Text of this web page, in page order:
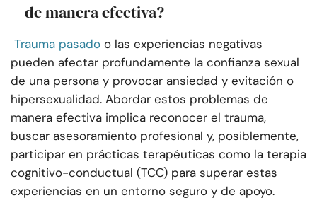
de manera efectiva?
Trauma pasado o las experiencias negativas
pueden afectar profundamente la confianza sexual
de una persona y provocar ansiedad y evitación o
hipersexualidad. Abordar estos problemas de
manera efectiva implica reconocer el trauma,
buscar asesoramiento profesional y, posiblemente,
participar en prácticas terapéuticas como la terapia
cognitivo-conductual (TCC) para superar estas
experiencias en un entorno seguro y de apoyo.